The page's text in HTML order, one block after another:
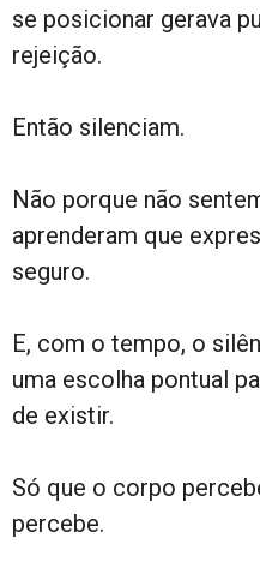
se posicionar gerava
rejeição.
Então silenciam.
Não porque não
aprenderam que
seguro.
E, com o tempo, o
uma escolha pontual
de existir.
Só que o corpo
percebe.